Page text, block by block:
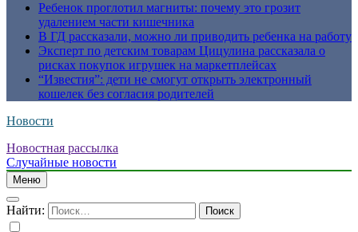
Ребенок проглотил магниты: почему это грозит
удалением части кишечника
В ГД рассказали, можно ли приводить ребенка на работу
Эксперт по детским товарам Цицулина рассказала о
рисках покупок игрушек на маркетплейсах
“Известия”: дети не смогут открыть электронный
кошелек без согласия родителей
Новости
Новостная рассылка
Случайные новости
Меню
Найти: